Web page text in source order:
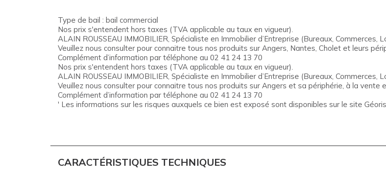
Type de bail : bail commercial
Nos prix s'entendent hors taxes (TVA applicable au taux en vigueur).
ALAIN ROUSSEAU IMMOBILIER, Spécialiste en Immobilier d’Entreprise (Bureaux, Commerces,
Veuillez nous consulter pour connaitre tous nos produits sur Angers, Nantes, Cholet et leurs
Complément d’information par téléphone au 02 41 24 13 70
Nos prix s'entendent hors taxes (TVA applicable au taux en vigueur).
ALAIN ROUSSEAU IMMOBILIER, Spécialiste en Immobilier d’Entreprise (Bureaux, Commerces,
Veuillez nous consulter pour connaitre tous nos produits sur Angers et sa périphérie, à la vente
Complément d’information par téléphone au 02 41 24 13 70
' Les informations sur les risques auxquels ce bien est exposé sont disponibles sur le site
CARACTÉRISTIQUES TECHNIQUES